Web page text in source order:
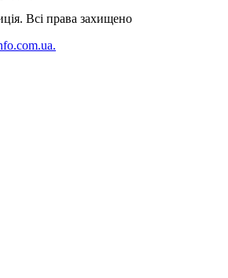
Всі права захищено
.